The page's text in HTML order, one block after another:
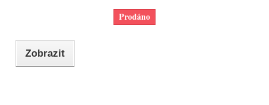
Prodáno
Zobrazit